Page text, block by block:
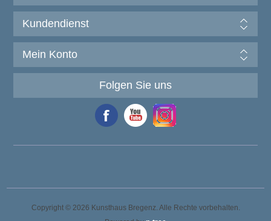
Kundendienst
Mein Konto
Folgen Sie uns
Copyright © 2026 Kunsthaus Bregenz. Alle Rechte vorbehalten.